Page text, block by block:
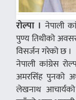
रोल्पा । नेपाली
पुण्य तिथीको
विसर्जन गरेको छ ।
नेपाली कांग्रेस
अमरसिंह पुनको
लेखनाथ